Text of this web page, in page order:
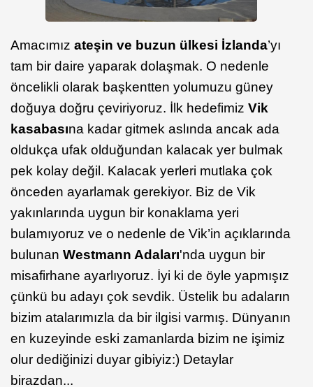
Amacımız ateşin ve buzun ülkesi İzlanda’yı
tam bir daire yaparak dolaşmak. O nedenle
öncelikli olarak başkentten yolumuzu güney
doğuya doğru çeviriyoruz. İlk hedefimiz Vik
kasabasına kadar gitmek aslında ancak ada
oldukça ufak olduğundan kalacak yer bulmak
pek kolay değil. Kalacak yerleri mutlaka çok
önceden ayarlamak gerekiyor. Biz de Vik
yakınlarında uygun bir konaklama yeri
bulamıyoruz ve o nedenle de Vik’in açıklarında
bulunan Westmann Adaları'nda uygun bir
misafirhane ayarlıyoruz. İyi ki de öyle yapmışız
çünkü bu adayı çok sevdik. Üstelik bu adaların
bizim atalarımızla da bir ilgisi varmış. Dünyanın
en kuzeyinde eski zamanlarda bizim ne işimiz
olur dediğinizi duyar gibiyiz:) Detaylar
birazdan...